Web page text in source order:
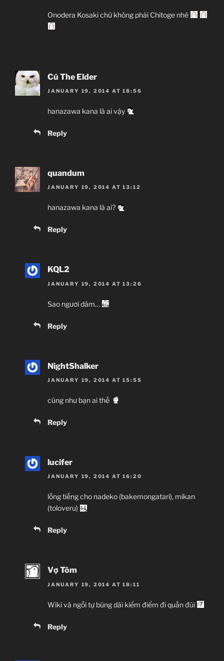
Onodera Kosaki chứ không phải Chitoge nhé
Cú The Elder
JANUARY 19, 2014 AT 18:56
hanazawa kana là ai vậy
Reply
quandum
JANUARY 19, 2014 AT 13:12
hanazawa kana là ai?
Reply
KQL2
JANUARY 19, 2014 AT 13:26
Sao ngươi dám…
Reply
NightShalker
JANUARY 19, 2014 AT 15:55
cũng như bạn ai thế
Reply
lucifer
JANUARY 19, 2014 AT 16:20
lồng tiếng cho nadeko (bakemongatari), mikan
(toloveru)
Reply
Vợ Tôm
JANUARY 19, 2014 AT 18:11
Wiki và ngồi tự búng dái kiểm điểm đi quần đùi
Reply